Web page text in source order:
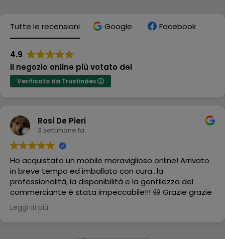
Tutte le recensioni Google Facebook
4.9
Il negozio online più votato del
Verificato da Trustindex
Rosi De Pieri
3 settimane fa
Ho acquistato un mobile meraviglioso online! Arrivato
in breve tempo ed imballato con cura...la
professionalità, la disponibilità e la gentilezza del
commerciante è stata impeccabile!!! 😃 Grazie grazie
grazie
Leggi di più